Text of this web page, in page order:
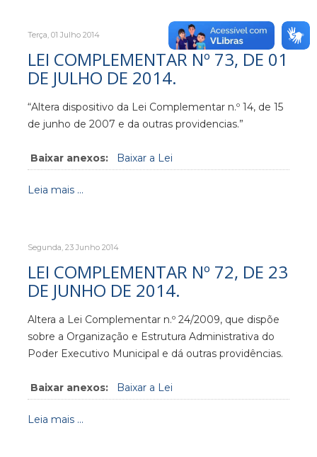
Terça, 01 Julho 2014
LEI COMPLEMENTAR Nº 73, DE 01
DE JULHO DE 2014.
“Altera dispositivo da Lei Complementar n.º 14, de 15
de junho de 2007 e da outras providencias.”
Baixar anexos: Baixar a Lei
Leia mais ...
Segunda, 23 Junho 2014
LEI COMPLEMENTAR Nº 72, DE 23
DE JUNHO DE 2014.
Altera a Lei Complementar n.º 24/2009, que dispõe
sobre a Organização e Estrutura Administrativa do
Poder Executivo Municipal e dá outras providências.
Baixar anexos: Baixar a Lei
Leia mais ...